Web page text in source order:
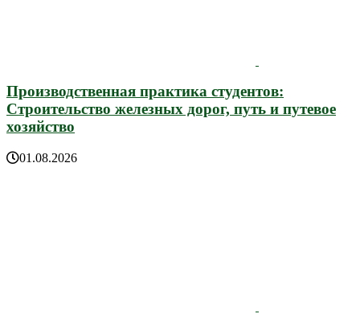
Производственная практика студентов:
Строительство железных дорог, путь и путевое
хозяйство
01.08.2026